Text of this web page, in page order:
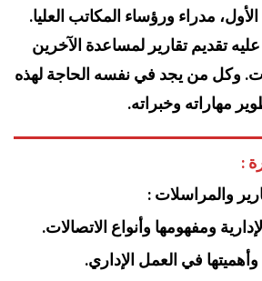
مدراء ورؤساء المكاتب العليا.
تقديم تقارير لمساعدة الآخرين
وكل من يجد في نفسه الحاجة لهذه
مهاراته وخبراته.
:
والمراسلات :
ومفهومها وأنواع الاتصالات.
وأهميتها في العمل الإداري.